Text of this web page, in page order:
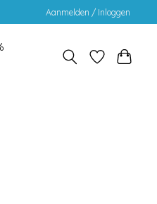
Aanmelden / Inloggen